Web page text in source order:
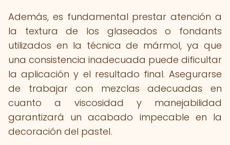
Además, es fundamental prestar atención a
la textura de los glaseados o fondants
utilizados en la técnica de mármol, ya que
una consistencia inadecuada puede dificultar
la aplicación y el resultado final. Asegurarse
de trabajar con mezclas adecuadas en
cuanto a viscosidad y manejabilidad
garantizará un acabado impecable en la
decoración del pastel.